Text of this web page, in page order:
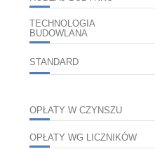
TECHNOLOGIA
BUDOWLANA
STANDARD
OPŁATY W CZYNSZU
OPŁATY WG LICZNIKÓW